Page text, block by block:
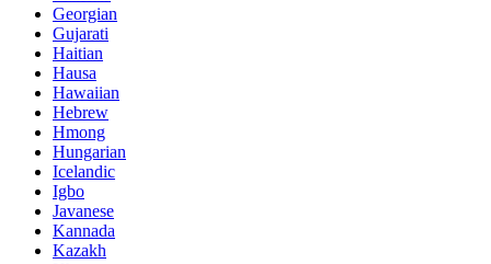
Georgian
Gujarati
Haitian
Hausa
Hawaiian
Hebrew
Hmong
Hungarian
Icelandic
Igbo
Javanese
Kannada
Kazakh